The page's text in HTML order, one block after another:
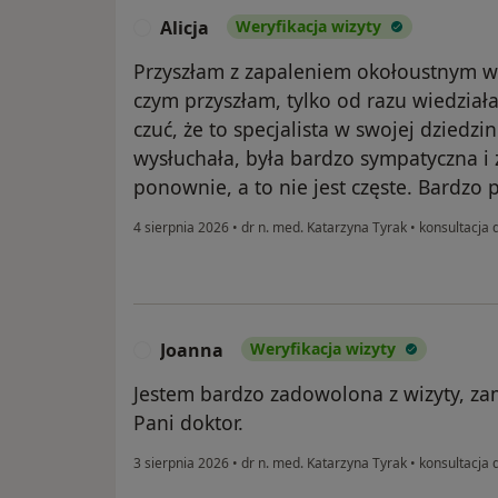
Alicja Weryfikacja wizyty
Przyszłam z zapaleniem okołoustnym
czym przyszłam, tylko od razu
czuć, że to specjalista w swojej
wysłuchała, była bardzo sympatyczna
ponownie, a to nie jest częste. Bardzo
4 sierpnia 2026 • dr n. med. Katarzyna Tyrak • konsultacja
Joanna Weryfikacja wizyty
Jestem bardzo zadowolona z wizyty,
Pani doktor.
3 sierpnia 2026 • dr n. med. Katarzyna Tyrak • konsultacja